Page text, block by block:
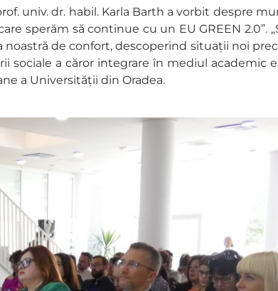
univ. dr. habil. Karla Barth a vorbit despre
sperăm să continue cu un EU GREEN 2.0”.
noastră de confort, descoperind situații noi
sociale a căror integrare în mediul academic
a Universității din Oradea.